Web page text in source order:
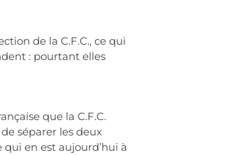
de la C.F.C., ce qui
: pourtant elles
que la C.F.C.
séparer les deux
en est aujourd’hui à